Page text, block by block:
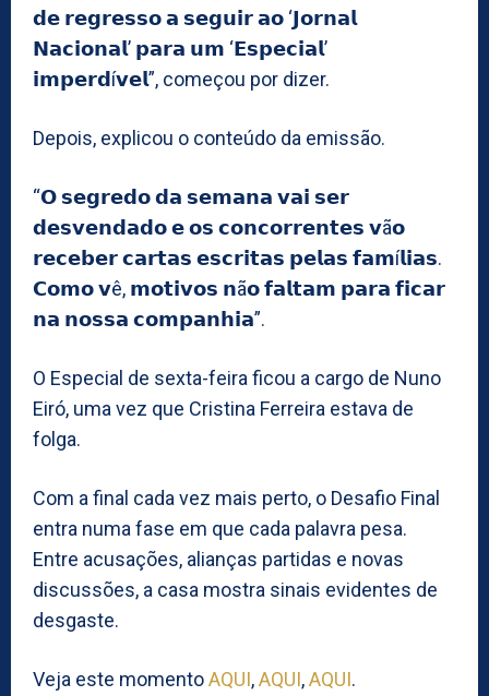
𝗱𝗲 𝗿𝗲𝗴𝗿𝗲𝘀𝘀𝗼 𝗮 𝘀𝗲𝗴𝘂𝗶𝗿 𝗮𝗼 ‘𝗝𝗼𝗿𝗻𝗮𝗹
𝗡𝗮𝗰𝗶𝗼𝗻𝗮𝗹’ 𝗽𝗮𝗿𝗮 𝘂𝗺 ‘𝗘𝘀𝗽𝗲𝗰𝗶𝗮𝗹’
𝗶𝗺𝗽𝗲𝗿𝗱í𝘃𝗲𝗹”, começou por dizer.
Depois, explicou o conteúdo da emissão.
“𝗢 𝘀𝗲𝗴𝗿𝗲𝗱𝗼 𝗱𝗮 𝘀𝗲𝗺𝗮𝗻𝗮 𝘃𝗮𝗶 𝘀𝗲𝗿
𝗱𝗲𝘀𝘃𝗲𝗻𝗱𝗮𝗱𝗼 𝗲 𝗼𝘀 𝗰𝗼𝗻𝗰𝗼𝗿𝗿𝗲𝗻𝘁𝗲𝘀 𝘃ã𝗼
𝗿𝗲𝗰𝗲𝗯𝗲𝗿 𝗰𝗮𝗿𝘁𝗮𝘀 𝗲𝘀𝗰𝗿𝗶𝘁𝗮𝘀 𝗽𝗲𝗹𝗮𝘀 𝗳𝗮𝗺í𝗹𝗶𝗮𝘀.
𝗖𝗼𝗺𝗼 𝘃ê, 𝗺𝗼𝘁𝗶𝘃𝗼𝘀 𝗻ã𝗼 𝗳𝗮𝗹𝘁𝗮𝗺 𝗽𝗮𝗿𝗮 𝗳𝗶𝗰𝗮𝗿
𝗻𝗮 𝗻𝗼𝘀𝘀𝗮 𝗰𝗼𝗺𝗽𝗮𝗻𝗵𝗶𝗮”.
O Especial de sexta-feira ficou a cargo de Nuno
Eiró, uma vez que Cristina Ferreira estava de
folga.
Com a final cada vez mais perto, o Desafio Final
entra numa fase em que cada palavra pesa.
Entre acusações, alianças partidas e novas
discussões, a casa mostra sinais evidentes de
desgaste.
Veja este momentoAQUI,AQUI,AQUI.